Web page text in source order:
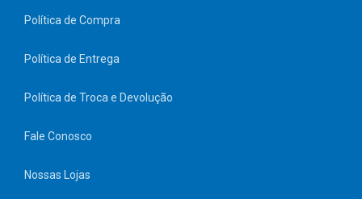
Política de Compra
Política de Entrega
Política de Troca e Devolução
Fale Conosco
Nossas Lojas